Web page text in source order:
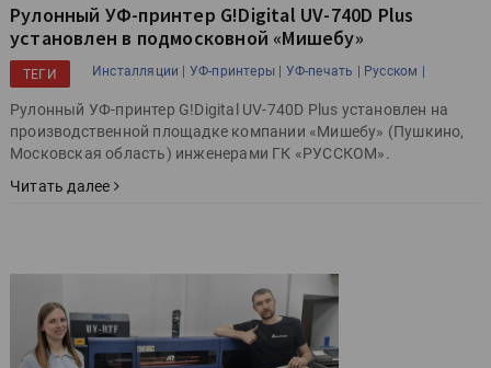
Рулонный УФ-принтер G!Digital UV-740D Plus
установлен в подмосковной «Мишебу»
ТЕГИ Инсталляции | УФ-принтеры | УФ-печать | Русском |
Рулонный УФ-принтер G!Digital UV-740D Plus установлен на
производственной площадке компании «Мишебу» (Пушкино,
Московская область) инженерами ГК «РУССКОМ».
Читать далее